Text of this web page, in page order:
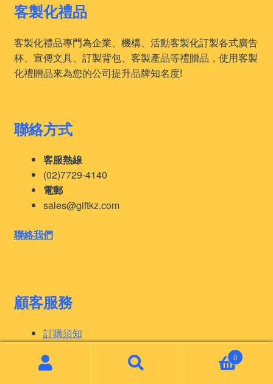
客製化禮品
客製化禮品專門為企業、機構、活動客製化訂製各式廣告
杯、宣傳文具、訂製背包、客製產品等禮贈品，使用客製
化禮贈品來為您的公司提升品牌知名度!
聯絡方式
客服熱線
(02)7729-4140
電郵
sales@giftkz.com
聯絡我們
顧客服務
訂購須知
常見問題
0